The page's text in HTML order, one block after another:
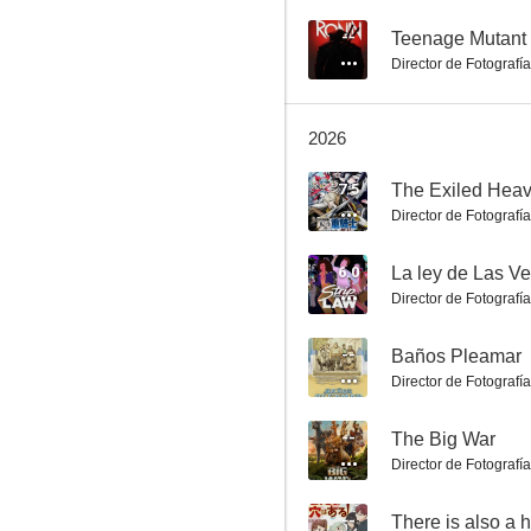
Sand Land
¡Corre, perro, corre!
-- Teenage
Director de Fotografía
2026
7.5
Director de Fotografía
6.0 La ley de Las
Director de Fotografía
-- Baños Pleamar
Director de Fotografía
-- The Big War
Director de Fotografía
--